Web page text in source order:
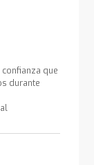
confianza que
durante